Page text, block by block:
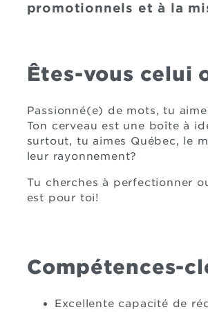
promotionnels et à la
Êtes-vous celui
Passionné(e) de mots, tu
Ton cerveau est une boîte à
surtout, tu aimes Québec, le
leur rayonnement?
Tu cherches à perfectionner
est pour toi!
Compétences-
Excellente capacité de